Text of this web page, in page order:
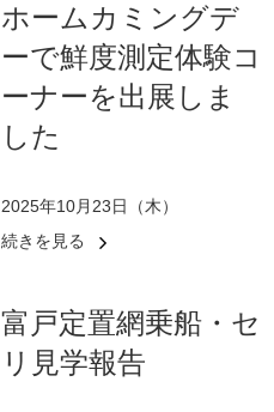
ホームカミングデ
ーで鮮度測定体験コ
ーナーを出展しま
した
2025年10月23日（木）
続きを見る
富戸定置網乗船・セ
リ見学報告